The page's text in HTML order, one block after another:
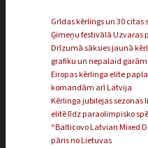
Grīdas kērlings un 30
Ģimeņu festivālā Uzvaras
Drīzumā sāksies jaunā
grafiku un nepalaid
Eiropas kērlinga elite
komandām arī Latvija
Kērlinga jubilejas sezonas
elitē līdz paraolimpisko
“Balticovo Latvian Mixed
pāris no Lietuvas